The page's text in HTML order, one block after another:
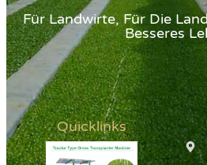
Für Landwirte, Für Die
Besseres
Quicklinks